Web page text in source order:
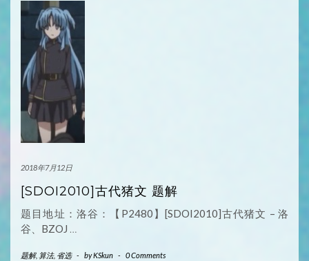
2018年7月12日
[SDOI2010]古代猪文 题解
题目地址：洛谷：【P2480】[SDOI2010]古代猪文 – 洛
谷、BZOJ …
题解, 算法, 省选 - byKSkun - 0 Comments